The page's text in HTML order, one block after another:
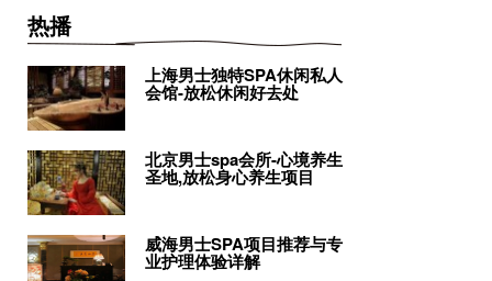
热播
上海男士独特SPA休闲私人
会馆-放松休闲好去处
北京男士spa会所-心境养生
圣地,放松身心养生项目
威海男士SPA项目推荐与专
业护理体验详解